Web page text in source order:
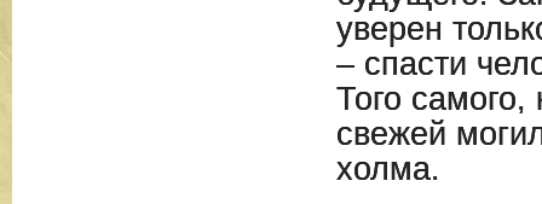
уверен
– спасти
Того
свежей
холма.